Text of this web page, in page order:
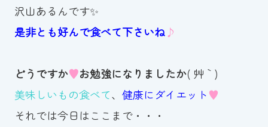
沢山あるんです✨
是非とも好んで食べて下さいね♪
どうですか♥お勉強になりましたか( ´艸｀)
美味しいもの食べて、 健康にダイエット♥
それでは今日はここまで・・・